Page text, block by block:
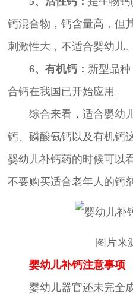
钙混合物，钙含量高，但
刺激性大，不适合婴幼儿
6、有机钙： 新型品
合钙在我国已开始应用。
综合来看，适合婴幼儿
钙、磷酸氨钙以及有机钙
婴幼儿补钙药的时候可以
不要购买适合老年人的钙
图片来
婴幼儿补钙注意事项
婴幼儿器官还未完全成